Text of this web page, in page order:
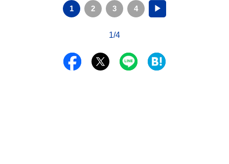
1 2 3 4 ▶
1/4